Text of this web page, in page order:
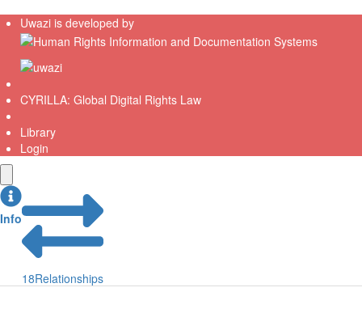
Uwazi is developed by
CYRILLA: Global Digital Rights Law
Library
Login
Info
18Relationships